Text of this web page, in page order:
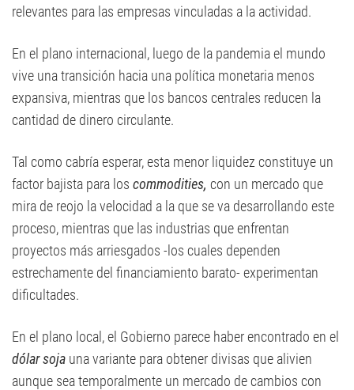
relevantes para las empresas vinculadas a la actividad.
En el plano internacional, luego de la pandemia el mundo
vive una transición hacia una política monetaria menos
expansiva, mientras que los bancos centrales reducen la
cantidad de dinero circulante.
Tal como cabría esperar, esta menor liquidez constituye un
factor bajista para los commodities, con un mercado que
mira de reojo la velocidad a la que se va desarrollando este
proceso, mientras que las industrias que enfrentan
proyectos más arriesgados -los cuales dependen
estrechamente del financiamiento barato- experimentan
dificultades.
En el plano local, el Gobierno parece haber encontrado en el
dólar soja una variante para obtener divisas que alivien
aunque sea temporalmente un mercado de cambios con